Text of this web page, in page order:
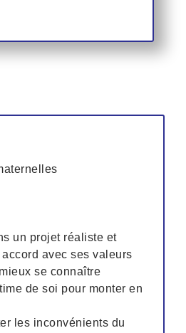
un projet réaliste et
avec ses valeurs
se connaître
de soi pour monter en
les inconvénients du